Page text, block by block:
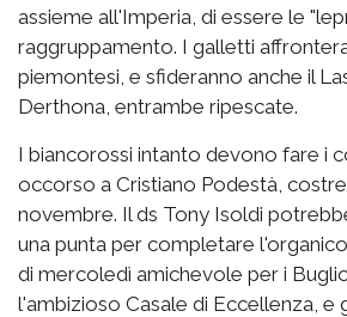
assieme all'Imperia, di essere le
raggruppamento. I galletti
piemontesi, e sfideranno anche il
Derthona, entrambe ripescate.
I biancorossi intanto devono fare i
occorso a Cristiano Podestà,
novembre. Il ds Tony Isoldi
una punta per completare
di mercoledì amichevole per i
l'ambizioso Casale di Eccellenza, e